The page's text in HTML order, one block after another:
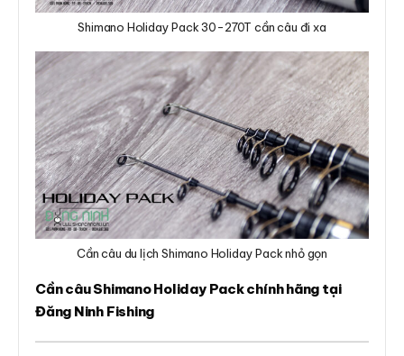
Shimano Holiday Pack 30-270T cần câu đi xa
Cần câu du lịch Shimano Holiday Pack nhỏ gọn
Cần câu Shimano Holiday Pack chính hãng tại
Đăng Ninh Fishing